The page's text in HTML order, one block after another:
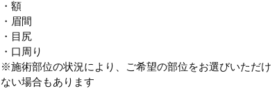
・額
・眉間
・目尻
・口周り
※施術部位の状況により、ご希望の部位をお選びいただけ
ない場合もあります